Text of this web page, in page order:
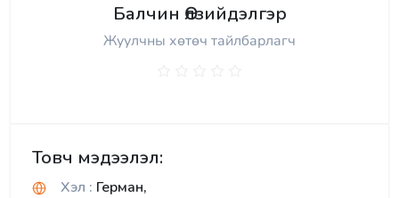
Балчин Өлзийдэлгэр
Жуулчны хөтөч тайлбарлагч
Товч мэдээлэл:
Хэл : Герман,